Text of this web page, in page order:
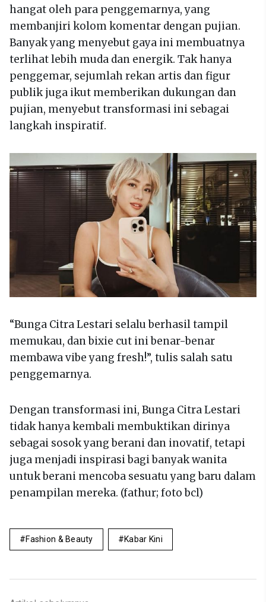
hangat oleh para penggemarnya, yang
membanjiri kolom komentar dengan pujian.
Banyak yang menyebut gaya ini membuatnya
terlihat lebih muda dan energik. Tak hanya
penggemar, sejumlah rekan artis dan figur
publik juga ikut memberikan dukungan dan
pujian, menyebut transformasi ini sebagai
langkah inspiratif.
“Bunga Citra Lestari selalu berhasil tampil
memukau, dan bixie cut ini benar-benar
membawa vibe yang fresh!”, tulis salah satu
penggemarnya.
Dengan transformasi ini, Bunga Citra Lestari
tidak hanya kembali membuktikan dirinya
sebagai sosok yang berani dan inovatif, tetapi
juga menjadi inspirasi bagi banyak wanita
untuk berani mencoba sesuatu yang baru dalam
penampilan mereka. (fathur; foto bcl)
Fashion & Beauty Kabar Kini